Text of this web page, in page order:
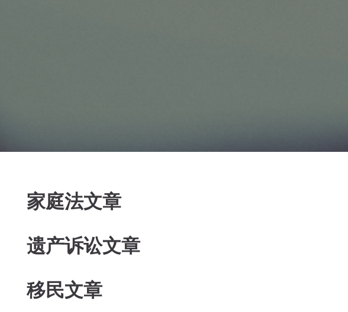
家庭法文章
遗产诉讼文章
移民文章